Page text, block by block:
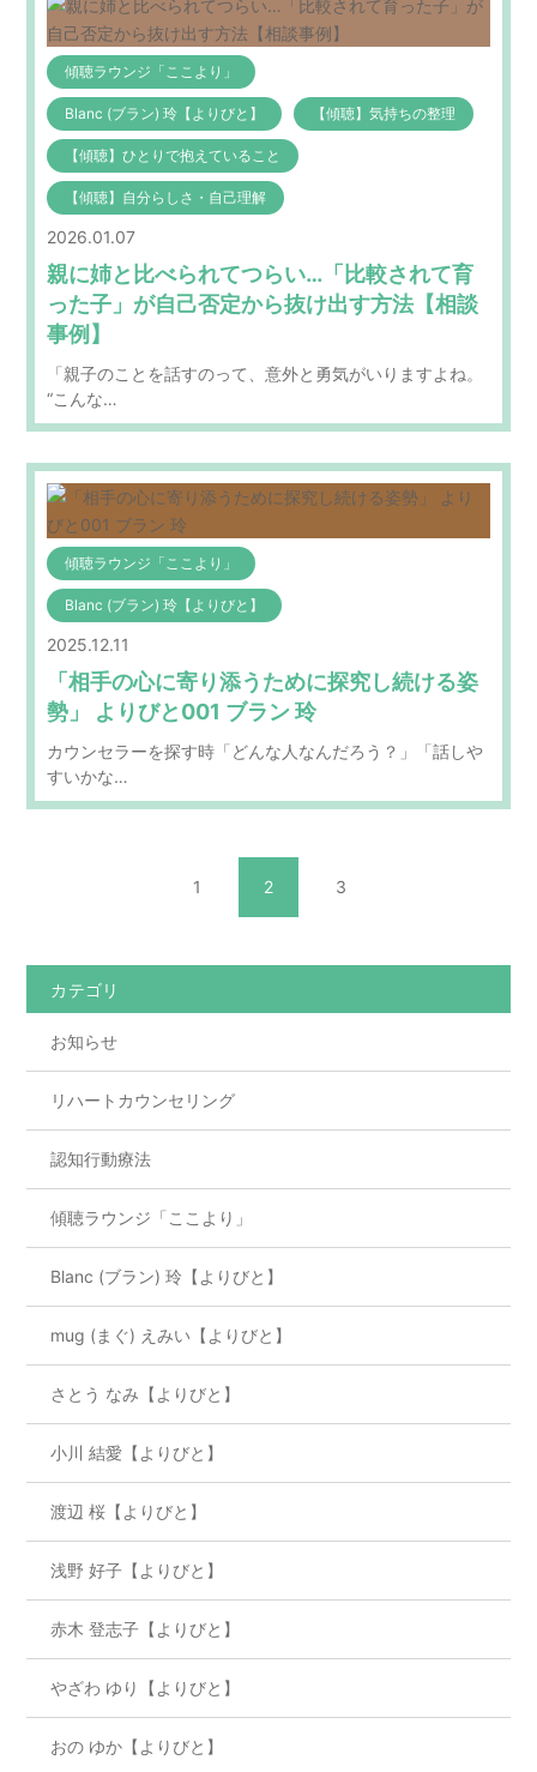
傾聴ラウンジ「ここより」
Blanc (ブラン) 玲【よりびと】 【傾聴】気持ちの整理
【傾聴】ひとりで抱えていること
【傾聴】自分らしさ・自己理解
2026.01.07
親に姉と比べられてつらい…「比較されて育
った子」が自己否定から抜け出す方法【相談
事例】
「親子のことを話すのって、意外と勇気がいりますよね。
“こんな…
傾聴ラウンジ「ここより」
Blanc (ブラン) 玲【よりびと】
2025.12.11
「相手の心に寄り添うために探究し続ける姿
勢」 よりびと001 ブラン 玲
カウンセラーを探す時「どんな人なんだろう？」「話しや
すいかな…
1 2 3
カテゴリ
お知らせ
リハートカウンセリング
認知行動療法
傾聴ラウンジ「ここより」
Blanc (ブラン) 玲【よりびと】
mug (まぐ) えみい【よりびと】
さとう なみ【よりびと】
小川 結愛【よりびと】
渡辺 桜【よりびと】
浅野 好子【よりびと】
赤木 登志子【よりびと】
やざわ ゆり【よりびと】
おの ゆか【よりびと】